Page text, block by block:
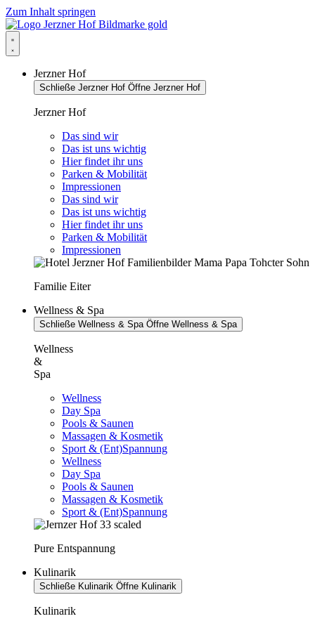
Zum Inhalt springen
Jerzner Hof
Schließe Jerzner Hof Öffne Jerzner Hof
Jerzner Hof
Das sind wir
Das ist uns wichtig
Hier findet ihr uns
Parken & Mobilität
Impressionen
Das sind wir
Das ist uns wichtig
Hier findet ihr uns
Parken & Mobilität
Impressionen
Familie Eiter
Wellness & Spa
Schließe Wellness & Spa Öffne Wellness & Spa
Wellness
&
Spa
Wellness
Day Spa
Pools & Saunen
Massagen & Kosmetik
Sport & (Ent)Spannung
Wellness
Day Spa
Pools & Saunen
Massagen & Kosmetik
Sport & (Ent)Spannung
Pure Entspannung
Kulinarik
Schließe Kulinarik Öffne Kulinarik
Kulinarik